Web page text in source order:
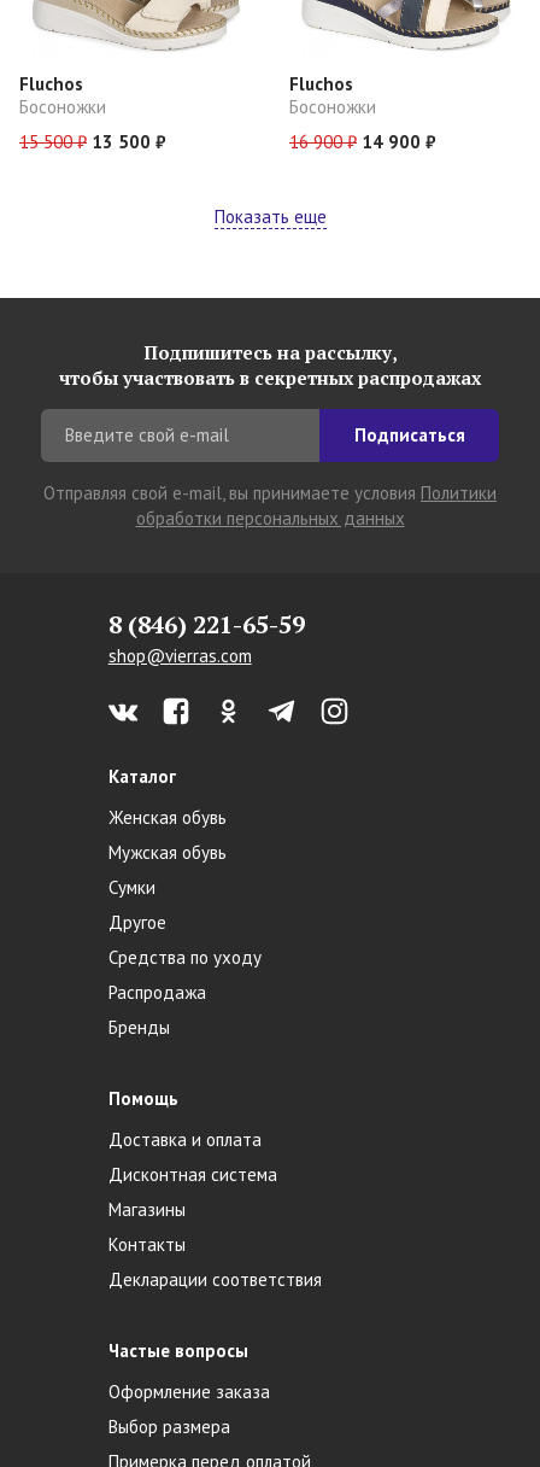
Fluchos
Босоножки
15 500 ₽ 13 500 ₽
Fluchos
Босоножки
16 900 ₽ 14 900 ₽
Показать еще
Подпишитесь на рассылку,
чтобы участвовать в секретных распродажах
Подписаться
Отправляя свой e-mail, вы принимаете условия Политики
обработки персональных данных
8 (846) 221-65-59
shop@vierras.com
Каталог
Женская обувь
Мужская обувь
Сумки
Другое
Средства по уходу
Распродажа
Бренды
Помощь
Доставка и оплата
Дисконтная система
Магазины
Контакты
Декларации соответствия
Частые вопросы
Оформление заказа
Выбор размера
Примерка перед оплатой